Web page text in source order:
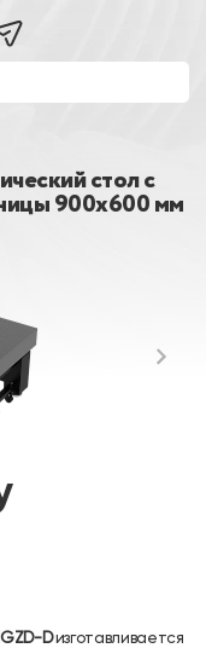
стол с
900х600 мм
Dизготавливается